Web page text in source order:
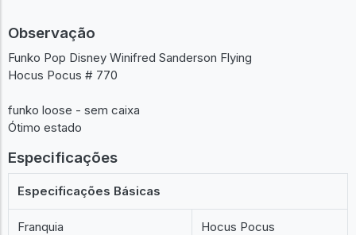
Observação
Funko Pop Disney Winifred Sanderson Flying
Hocus Pocus # 770
funko loose - sem caixa
Ótimo estado
Especificações
Especificações Básicas
Franquia Hocus Pocus